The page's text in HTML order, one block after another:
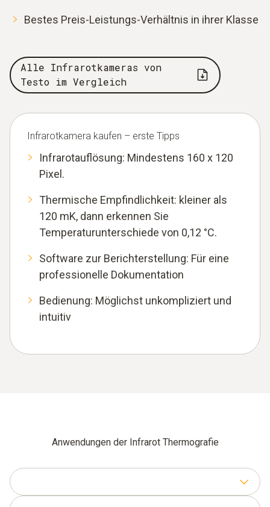
Bestes Preis-Leistungs-Verhältnis in ihrer Klasse
Alle Infrarotkameras von
Testo im Vergleich
Infrarotkamera kaufen – erste Tipps
Infrarotauflösung: Mindestens 160 x 120
Pixel.
Thermische Empfindlichkeit: kleiner als
120 mK, dann erkennen Sie
Temperaturunterschiede von 0,12 °C.
Software zur Berichterstellung: Für eine
professionelle Dokumentation
Bedienung: Möglichst unkompliziert und
intuitiv
Anwendungen der Infrarot Thermografie